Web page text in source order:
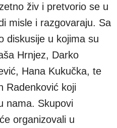
živ i pretvorio se u
misle i razgovaraju. Sa
diskusije u kojima su
Hrnjez, Darko
Hana Kukučka, te
Radenković koji
nama. Skupovi
organizovali u